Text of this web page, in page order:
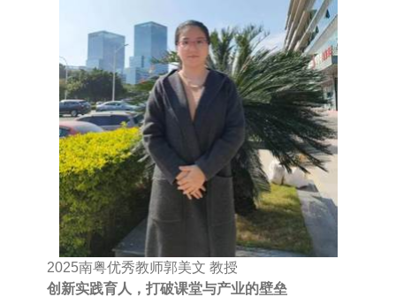
2025南粤优秀教师郭美文 教授
创新实践育人，打破课堂与产业的壁垒